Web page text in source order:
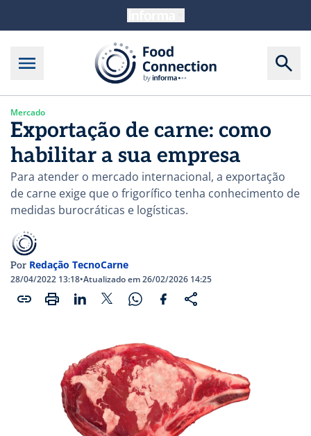
Mercado
Exportação de carne: como
habilitar a sua empresa
Para atender o mercado internacional, a exportação
de carne exige que o frigorífico tenha conhecimento de
medidas burocráticas e logísticas.
Por Redação TecnoCarne
28/04/2022 13:18•Atualizado em 26/02/2026 14:25